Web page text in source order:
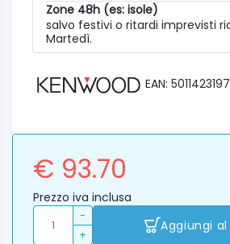
Zone 48h (es: isole)
salvo festivi o ritardi imprevisti
Martedì.
EAN:
€ 93.70
Prezzo iva inclusa
-
+
Aggiungi